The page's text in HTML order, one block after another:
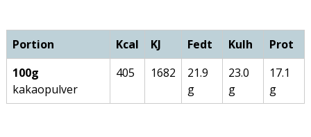
Portion Kcal KJ Fedt Kulh
Prot
100g
kakaopulver
405 1682
21.9
g
23.0
g
17.1
g